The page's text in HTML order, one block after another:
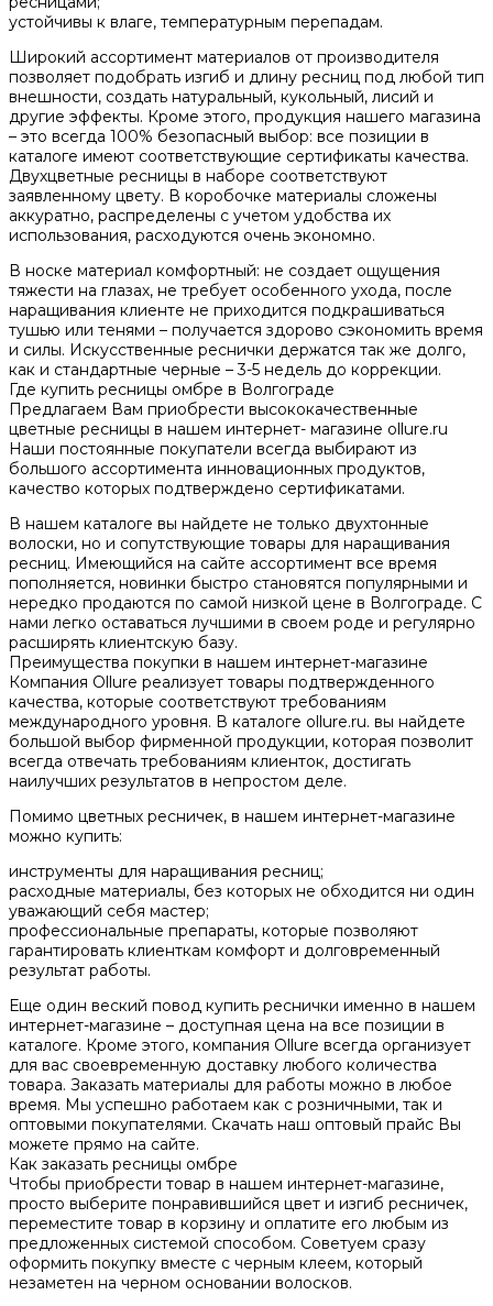
устойчивы к влаге, температурным перепадам.
Широкий ассортимент материалов от производителя
позволяет подобрать изгиб и длину ресниц под любой тип
внешности, создать натуральный, кукольный, лисий и
другие эффекты. Кроме этого, продукция нашего магазина
– это всегда 100% безопасный выбор: все позиции в
каталоге имеют соответствующие сертификаты качества.
Двухцветные ресницы в наборе соответствуют
заявленному цвету. В коробочке материалы сложены
аккуратно, распределены с учетом удобства их
использования, расходуются очень экономно.
В носке материал комфортный: не создает ощущения
тяжести на глазах, не требует особенного ухода, после
наращивания клиенте не приходится подкрашиваться
тушью или тенями – получается здорово сэкономить время
и силы. Искусственные реснички держатся так же долго,
как и стандартные черные – 3-5 недель до коррекции.
Где купить ресницы омбре в Волгограде
Предлагаем Вам приобрести высококачественные
цветные ресницы в нашем интернет- магазине ollure.ru
Наши постоянные покупатели всегда выбирают из
большого ассортимента инновационных продуктов,
качество которых подтверждено сертификатами.
В нашем каталоге вы найдете не только двухтонные
волоски, но и сопутствующие товары для наращивания
ресниц. Имеющийся на сайте ассортимент все время
пополняется, новинки быстро становятся популярными и
нередко продаются по самой низкой цене в Волгограде. С
нами легко оставаться лучшими в своем роде и регулярно
расширять клиентскую базу.
Преимущества покупки в нашем интернет-магазине
Компания Ollure реализует товары подтвержденного
качества, которые соответствуют требованиям
международного уровня. В каталоге ollure.ru. вы найдете
большой выбор фирменной продукции, которая позволит
всегда отвечать требованиям клиенток, достигать
наилучших результатов в непростом деле.
Помимо цветных ресничек, в нашем интернет-магазине
можно купить:
инструменты для наращивания ресниц;
расходные материалы, без которых не обходится ни один
уважающий себя мастер;
профессиональные препараты, которые позволяют
гарантировать клиенткам комфорт и долговременный
результат работы.
Еще один веский повод купить реснички именно в нашем
интернет-магазине – доступная цена на все позиции в
каталоге. Кроме этого, компания Ollure всегда организует
для вас своевременную доставку любого количества
товара. Заказать материалы для работы можно в любое
время. Мы успешно работаем как с розничными, так и
оптовыми покупателями. Скачать наш оптовый прайс Вы
можете прямо на сайте.
Как заказать ресницы омбре
Чтобы приобрести товар в нашем интернет-магазине,
просто выберите понравившийся цвет и изгиб ресничек,
переместите товар в корзину и оплатите его любым из
предложенных системой способом. Советуем сразу
оформить покупку вместе с черным клеем, который
незаметен на черном основании волосков.